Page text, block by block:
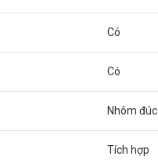
Có
Có
Nhôm
Tích hợp